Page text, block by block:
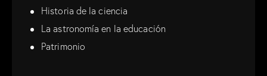
Historia de la ciencia
La astronomía en la educación
Patrimonio